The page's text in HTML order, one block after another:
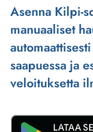
Asenna Kilpi-
manuaaliset
saapuessa ja
veloituksetta